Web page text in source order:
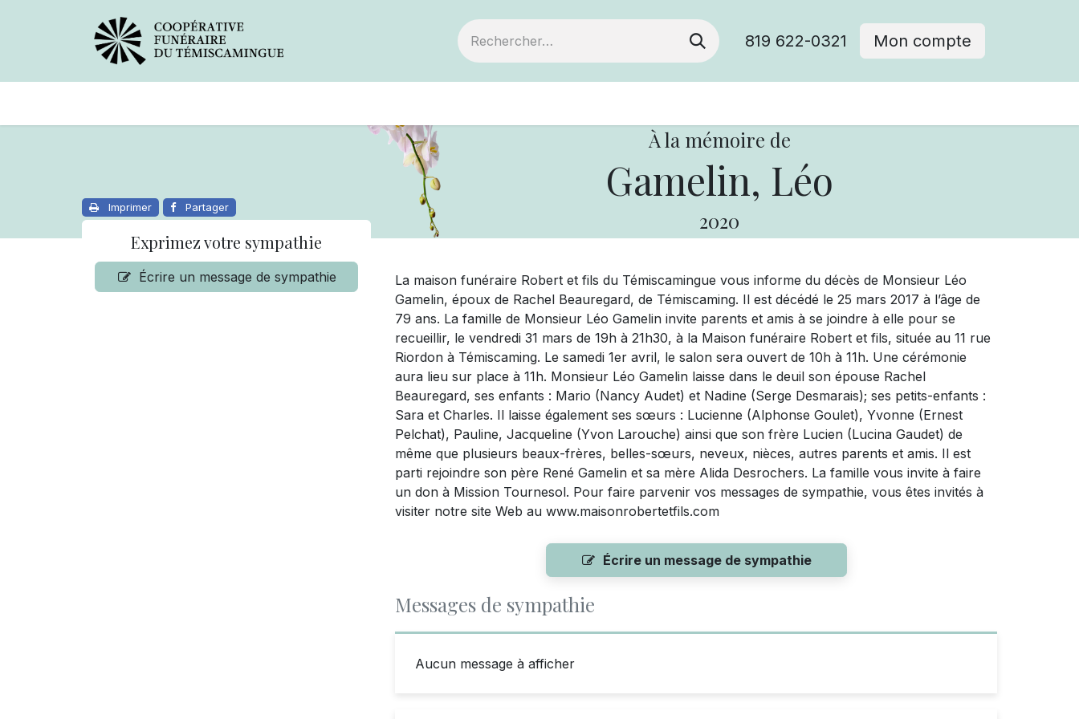
819 622-0321 Mon compte
À la mémoire de
Gamelin, Léo
2020
Imprimer Partager
Exprimez votre sympathie
Écrire un message de sympathie
La maison funéraire Robert et fils du Témiscamingue vous informe du décès de Monsieur Léo
Gamelin, époux de Rachel Beauregard, de Témiscaming. Il est décédé le 25 mars 2017 à l’âge de
79 ans. La famille de Monsieur Léo Gamelin invite parents et amis à se joindre à elle pour se
recueillir, le vendredi 31 mars de 19h à 21h30, à la Maison funéraire Robert et fils, située au 11 rue
Riordon à Témiscaming. Le samedi 1er avril, le salon sera ouvert de 10h à 11h. Une cérémonie
aura lieu sur place à 11h. Monsieur Léo Gamelin laisse dans le deuil son épouse Rachel
Beauregard, ses enfants : Mario (Nancy Audet) et Nadine (Serge Desmarais); ses petits-enfants :
Sara et Charles. Il laisse également ses sœurs : Lucienne (Alphonse Goulet), Yvonne (Ernest
Pelchat), Pauline, Jacqueline (Yvon Larouche) ainsi que son frère Lucien (Lucina Gaudet) de
même que plusieurs beaux-frères, belles-sœurs, neveux, nièces, autres parents et amis. Il est
parti rejoindre son père René Gamelin et sa mère Alida Desrochers. La famille vous invite à faire
un don à Mission Tournesol. Pour faire parvenir vos messages de sympathie, vous êtes invités à
visiter notre site Web au www.maisonrobertetfils.com
Écrire un message de sympathie
Messages de sympathie
Aucun message à afficher